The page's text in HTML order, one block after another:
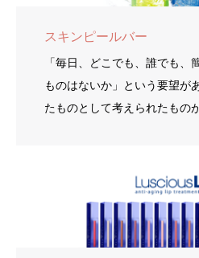
スキンピールバー
「毎日、どこでも、誰でも、
ものはないか」という要望が
たものとして考えられたもの